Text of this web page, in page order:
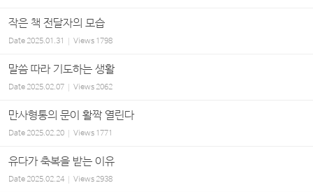
작은 책 전달자의 모습
Date2025.01.31 Views 1798
말씀 따라 기도하는 생활
Date2025.02.07 Views2062
만사형통의 문이 활짝 열린다
Date2025.02.20 Views 1771
유다가 축복을 받는 이유
Date2025.02.24 Views2938